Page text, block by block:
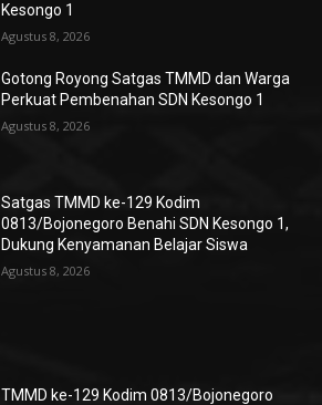
Kesongo 1
Agustus 8, 2026
Gotong Royong Satgas TMMD dan Warga
Perkuat Pembenahan SDN Kesongo 1
Agustus 8, 2026
Satgas TMMD ke-129 Kodim
0813/Bojonegoro Benahi SDN Kesongo 1,
Dukung Kenyamanan Belajar Siswa
Agustus 8, 2026
TMMD ke-129 Kodim 0813/Bojonegoro